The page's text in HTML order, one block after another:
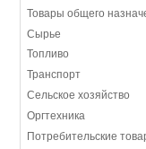
Товары общего
Сырье
Топливо
Транспорт
Сельское хозяйство
Оргтехника
Потребительские